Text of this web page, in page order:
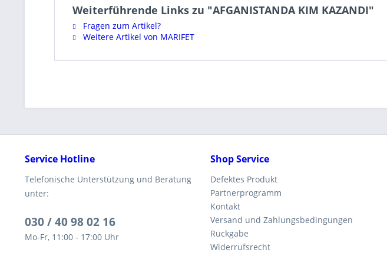
Weiterführende Links zu "AFGANISTANDA KIM KAZANDI"
Fragen zum Artikel?
Weitere Artikel von MARIFET
Service Hotline
Telefonische Unterstützung und Beratung
unter:
030 / 40 98 02 16
Mo-Fr, 11:00 - 17:00 Uhr
Shop Service
Defektes Produkt
Partnerprogramm
Kontakt
Versand und Zahlungsbedingungen
Rückgabe
Widerrufsrecht